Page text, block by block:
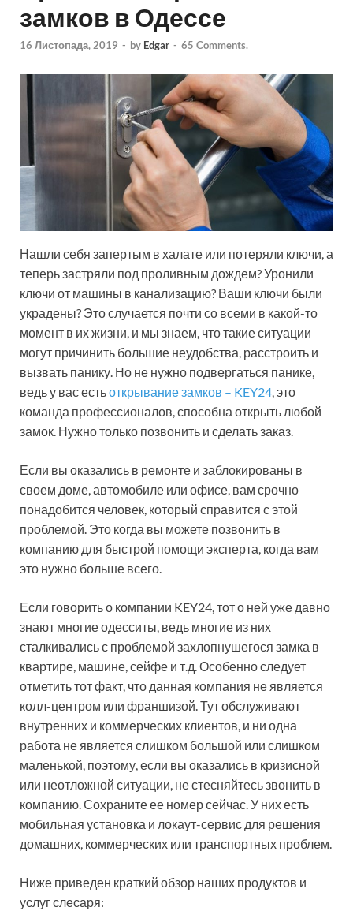
замков в Одессе
16 Листопада, 2019 - by Edgar - 65 Comments.
Нашли себя запертым в халате или потеряли ключи, а
теперь застряли под проливным дождем? Уронили
ключи от машины в канализацию? Ваши ключи были
украдены? Это случается почти со всеми в какой-то
момент в их жизни, и мы знаем, что такие ситуации
могут причинить большие неудобства, расстроить и
вызвать панику. Но не нужно подвергаться панике,
ведь у вас естьоткрывание замков – KEY24, это
команда профессионалов, способна открыть любой
замок. Нужно только позвонить и сделать заказ.
Если вы оказались в ремонте и заблокированы в
своем доме, автомобиле или офисе, вам срочно
понадобится человек, который справится с этой
проблемой. Это когда вы можете позвонить в
компанию для быстрой помощи эксперта, когда вам
это нужно больше всего.
Если говорить о компании KEY24, тот о ней уже давно
знают многие одесситы, ведь многие из них
сталкивались с проблемой захлопнушегося замка в
квартире, машине, сейфе и т.д. Особенно следует
отметить тот факт, что данная компания не является
колл-центром или франшизой. Тут обслуживают
внутренних и коммерческих клиентов, и ни одна
работа не является слишком большой или слишком
маленькой, поэтому, если вы оказались в кризисной
или неотложной ситуации, не стесняйтесь звонить в
компанию. Сохраните ее номер сейчас. У них есть
мобильная установка и локаут-сервис для решения
домашних, коммерческих или транспортных проблем.
Ниже приведен краткий обзор наших продуктов и
услуг слесаря: